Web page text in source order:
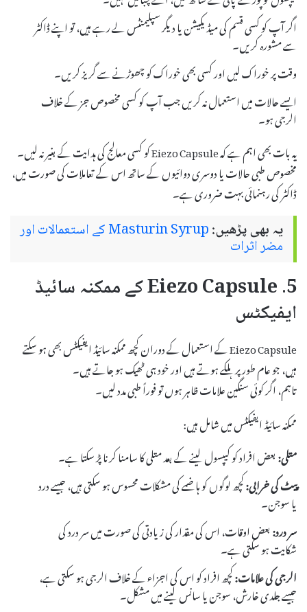
اگر آپ کو کسی قسم کی میڈیکیشن یا دیگر سپلیمنٹس لے رہے ہیں، تو اپنے ڈاکٹر
سے مشورہ کریں۔
وقت پر خوراک لیں اور کسی بھی خوراک کو چھوڑنے سے گریز کریں۔
ایسے حالات میں استعمال نہ کریں جب آپ کو کسی مخصوص جز کے خلاف
الرجی ہو۔
یہ بات بھی اہم ہے کہ Eiezo Capsule کو کسی معالج کی ہدایت کے بغیر نہ لیں۔
مخصوص طبی حالات یا دوسری دوائیوں کے ساتھ اس کے تعاملات کی صورت میں،
ڈاکٹر کی رہنمائی بہت ضروری ہے۔
یہ بھی پڑھیں: Masturin Syrup کے استعمالات اور
مضر اثرات
5. Eiezo Capsule کے ممکنہ سائیڈ
ایفیکٹس
Eiezo Capsule کے استعمال کے دوران کچھ ممکنہ سائیڈ ایفیکٹس بھی ہو سکتے
ہیں، جو عام طور پر ہلکے ہوتے ہیں اور خود ہی ٹھیک ہو جاتے ہیں۔
تاہم، اگر کوئی سنگین علامات ظاہر ہوں تو فوراً طبی مدد لیں۔
ممکنہ سائیڈ ایفیکٹس میں شامل ہیں:
متلی:بعض افراد کو کیپسول لینے کے بعد متلی کا سامنا کرنا پڑ سکتا ہے۔
پیٹ کی خرابی:کچھ لوگوں کو ہاضمے کی مشکلات محسوس ہو سکتی ہیں، جیسے درد
یا سوجن۔
سر درد:بعض اوقات، اس کی مقدار کی زیادتی کی صورت میں سر درد کی
شکایت ہو سکتی ہے۔
الرجی کی علامات:کچھ افراد کو اس کی اجزاء کے خلاف الرجی ہو سکتی ہے،
جیسے جلدی خارش، سوجن یا سانس لینے میں مشکل۔